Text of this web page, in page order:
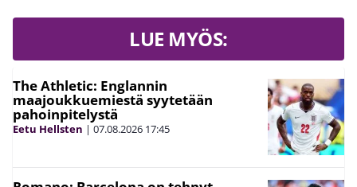
LUE MYÖS:
The Athletic: Englannin
maajoukkuemiestä syytetään
pahoinpitelystä
Eetu Hellsten | 07.08.2026 17:45